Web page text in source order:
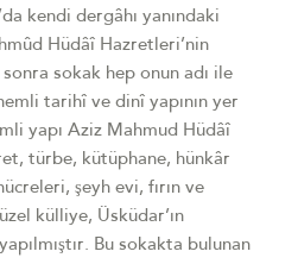
kendi dergâhı yanındaki
Hüdâî Hazretleri’nin
sokak hep onun adı ile
tarihî ve dinî yapının yer
yapı Aziz Mahmud Hüdâî
türbe, kütüphane, hünkâr
şeyh evi, fırın ve
külliye, Üsküdar’ın
Bu sokakta bulunan